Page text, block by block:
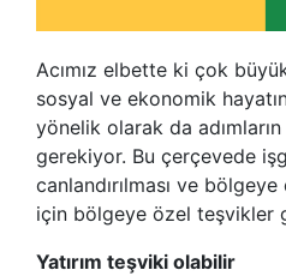
Acımız elbette ki çok
sosyal ve ekonomik
yönelik olarak da
gerekiyor. Bu çerçevede
canlandırılması ve bölgeye
için bölgeye özel teşvikler
Yatırım teşviki olabilir